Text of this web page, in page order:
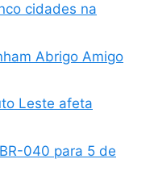
cidades na
Abrigo Amigo
Leste afeta
040 para 5 de